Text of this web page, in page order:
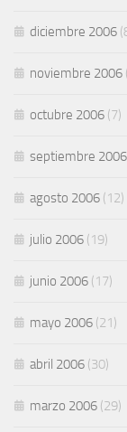
diciembre 2006
noviembre 2006
octubre 2006 (7)
septiembre 2006
agosto 2006 (12)
julio 2006 (19)
junio 2006 (17)
mayo 2006 (21)
abril 2006 (30)
marzo 2006 (29)